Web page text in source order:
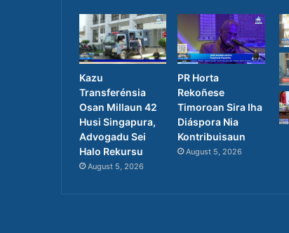
Kazu
Transferénsia
Osan Millaun 42
Husi Singapura,
Advogadu Sei
Halo Rekursu
August 5, 2026
PR Horta
Rekoñese
Timoroan Sira Iha
Diáspora Nia
Kontribuisaun
August 5, 2026